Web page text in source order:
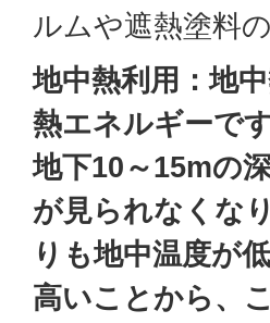
ルムや遮熱塗料
地中熱利用：地
熱エネルギーで
地下10～15mの
が見られなくな
りも地中温度が
高いことから、